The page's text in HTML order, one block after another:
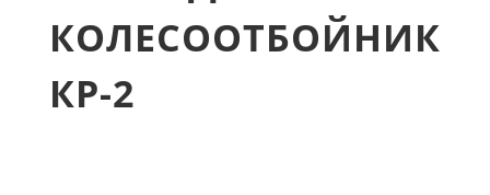
КОЛЕСООТБОЙНИК
КР-2